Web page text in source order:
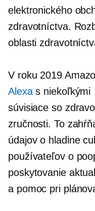
elektronického
zdravotníctva.
oblasti
V roku 2019
Alexas niekoľkými
súvisiace so
zručnosti. To
údajov o hladine
používateľov o
poskytovanie
a pomoc pri